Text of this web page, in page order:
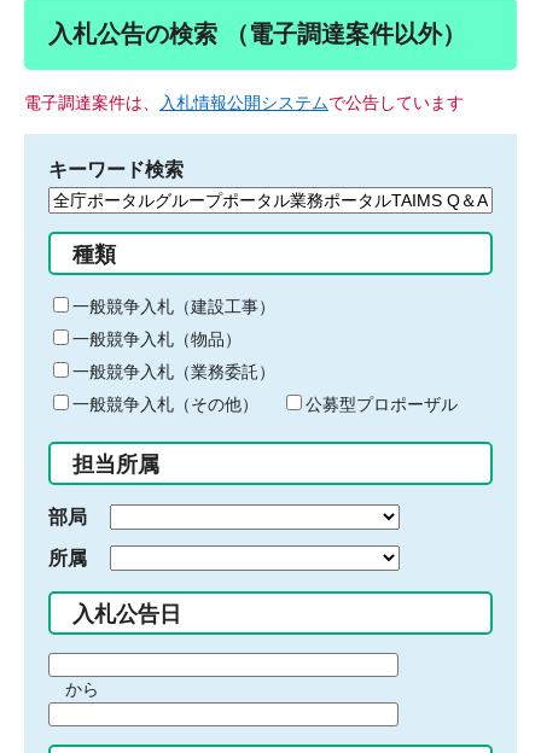
入札公告の検索 （電子調達案件以外）
電子調達案件は、 入札情報公開システムで公告しています
キーワード検索
検
る
キ
ー
ワ
ー
ド
入
力
種類
一般競争入札（建設工事）
一般競争入札（物品）
一般競争入札（業務委託）
一般競争入札（その他）
公募型プロポーザル
担当所属
部局
所属
入札公告日
間
始
から
間